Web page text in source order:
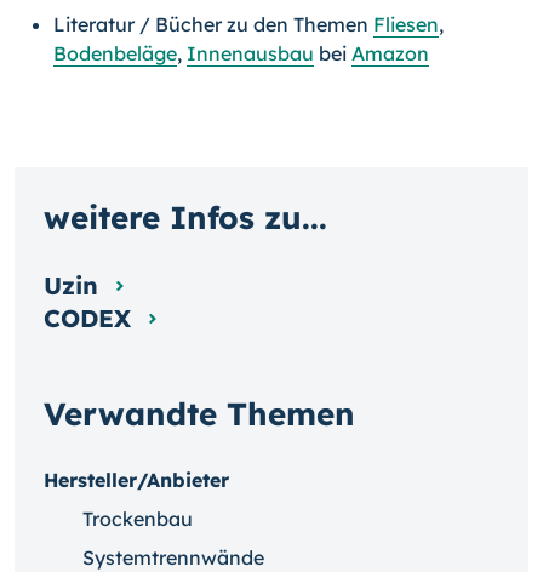
Literatur / Bücher zu den Themen Fliesen,
Bodenbeläge, Innenausbau bei Amazon
Verwandte Themen
Hersteller/Anbieter
Trockenbau
Systemtrennwände
weitere Infos zu...
Uzin
CODEX